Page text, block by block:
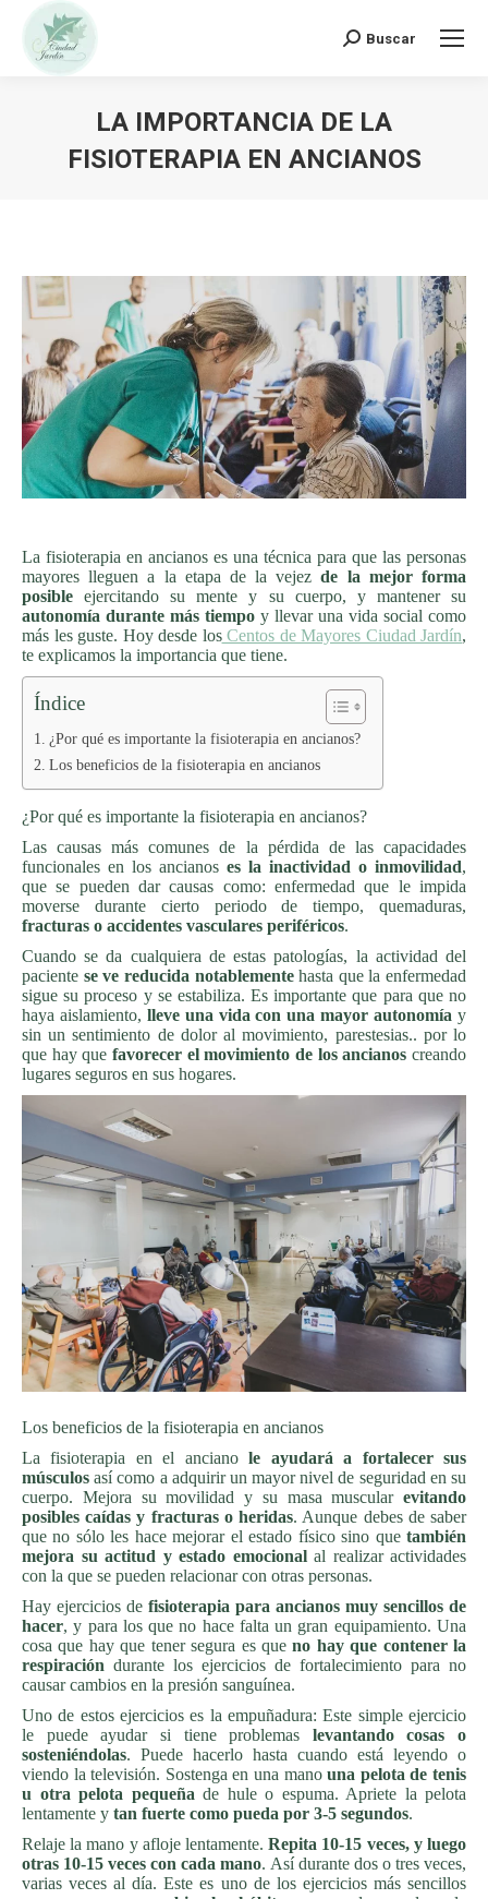
Buscar:
Buscar
LA IMPORTANCIA DE LA
FISIOTERAPIA EN ANCIANOS
La fisioterapia en ancianos es una técnica para que las personas
mayores lleguen a la etapa de la vejezde la mejor forma
posible ejercitando su mente y su cuerpo, y mantener su
autonomía durante más tiempo y llevar una vida social como
más les guste. Hoy desde losCentos de Mayores Ciudad Jardín,
te explicamos la importancia que tiene.
Índice
¿Por qué es importante la fisioterapia en ancianos?
Los beneficios de la fisioterapia en ancianos
¿Por qué es importante la fisioterapia en ancianos?
Las causas más comunes de la pérdida de las capacidades
funcionales en los ancianos es la inactividad o inmovilidad,
que se pueden dar causas como: enfermedad que le impida
moverse durante cierto periodo de tiempo, quemaduras,
fracturas o accidentes vasculares periféricos.
Cuando se da cualquiera de estas patologías, la actividad del
paciente se ve reducida notablementehasta que la enfermedad
sigue su proceso y se estabiliza. Es importante que para que no
haya aislamiento, lleve una vida con una mayor autonomía y
sin un sentimiento de dolor al movimiento, parestesias.. por lo
que hay que favorecer el movimiento de los ancianos creando
lugares seguros en sus hogares.
Los beneficios de la fisioterapia en ancianos
La fisioterapia en el ancianole ayudará a fortalecer sus
músculos así como a adquirir un mayor nivel de seguridad en su
cuerpo. Mejora su movilidad y su masa muscular evitando
posibles caídas y fracturas o heridas. Aunque debes de saber
que no sólo les hace mejorar el estado físico sino que también
mejora su actitud y estado emocionalal realizar actividades
con la que se pueden relacionar con otras personas.
Hay ejercicios de fisioterapia para ancianos muy sencillos de
hacer, y para los que no hace falta un gran equipamiento. Una
cosa que hay que tener segura es queno hay que contener la
respiración durante los ejercicios de fortalecimiento para no
causar cambios en la presión sanguínea.
Uno de estos ejercicios es la empuñadura: Este simple ejercicio
le puede ayudar si tiene problemas levantando cosas o
sosteniéndolas. Puede hacerlo hasta cuando está leyendo o
viendo la televisión. Sostenga en una manouna pelota de tenis
u otra pelota pequeña de hule o espuma. Apriete la pelota
lentamente y tan fuerte como pueda por 3-5 segundos.
Relaje la mano y afloje lentamente.Repita 10-15 veces, y luego
otras 10-15 veces con cada mano. Así durante dos o tres veces,
varias veces al día. Este es uno de los ejercicios más sencillos